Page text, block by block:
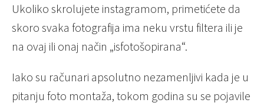
Ukoliko skrolujete instagramom, primetićete da
skoro svaka fotografija ima neku vrstu filtera ili je
na ovaj ili onaj način „isfotošopirana“.
Iako su računari apsolutno nezamenljivi kada je u
pitanju foto montaža, tokom godina su se pojavile